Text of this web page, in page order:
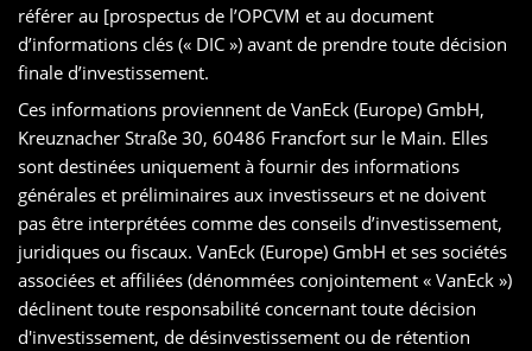
référer au [prospectus de l’OPCVM et au document
d’informations clés (« DIC ») avant de prendre toute décision
finale d’investissement.
Ces informations proviennent de VanEck (Europe) GmbH,
Kreuznacher Straße 30, 60486 Francfort sur le Main. Elles
sont destinées uniquement à fournir des informations
générales et préliminaires aux investisseurs et ne doivent
pas être interprétées comme des conseils d’investissement,
juridiques ou fiscaux. VanEck (Europe) GmbH et ses sociétés
associées et affiliées (dénommées conjointement « VanEck »)
déclinent toute responsabilité concernant toute décision
d'investissement, de désinvestissement ou de rétention